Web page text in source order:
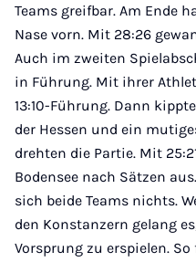
Teams greifbar. Am Ende
Nase vorn. Mit 28:26
Auch im zweiten
in Führung. Mit ihrer
13:10-Führung. Dann
der Hessen und ein
drehten die Partie. Mit
Bodensee nach Sätzen
sich beide Teams nichts.
den Konstanzern gelang
Vorsprung zu erspielen.